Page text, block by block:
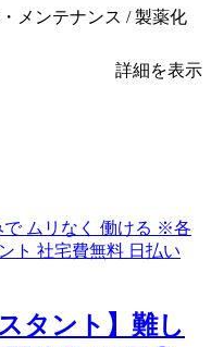
メンテナンス / 製薬化
詳細を表示
タント】難し